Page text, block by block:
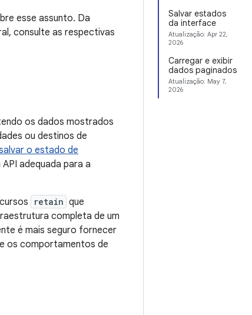
Salvar estados
da interface
Atualização: Apr 22,
2026
Carregar e exibir
dados paginados
Atualização: May 7,
2026
esse assunto. Da
consulte as respectivas
os dados mostrados
ou destinos de
o estado de
adequada para a
retain que
completa de um
é mais seguro fornecer
os comportamentos de